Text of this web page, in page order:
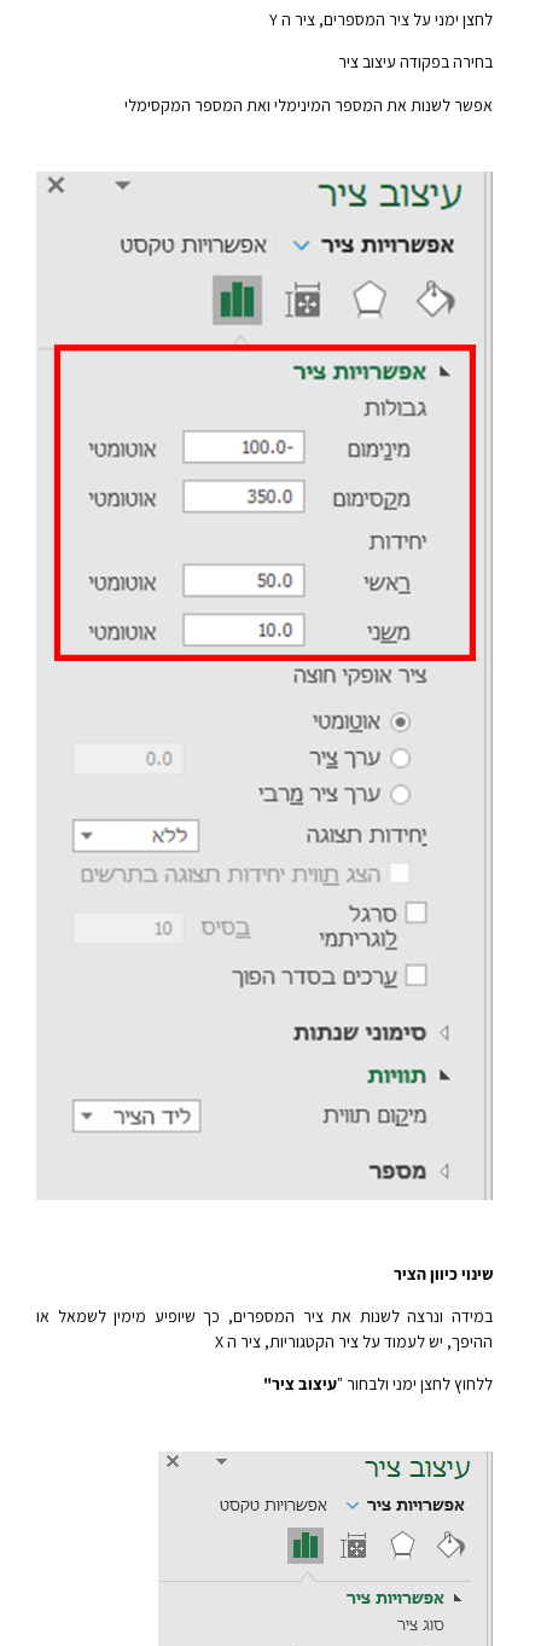
לחצן ימני על ציר המספרים, ציר ה Y
בחירה בפקודה עיצוב ציר
אפשר לשנות את המספר המינימלי ואת המספר המקסימלי
שינוי כיוון הציר
במידה ונרצה לשנות את ציר המספרים, כך שיופיע מימין לשמאל או
ההיפך, יש לעמוד על ציר הקטגוריות, ציר ה X
ללחוץ לחצן ימני ולבחור "עיצוב ציר"